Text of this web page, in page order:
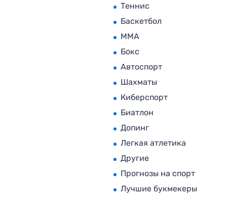
Теннис
Баскетбол
MMA
Бокс
Автоспорт
Шахматы
Киберспорт
Биатлон
Допинг
Легкая атлетика
Другие
Прогнозы на спорт
Лучшие букмекеры